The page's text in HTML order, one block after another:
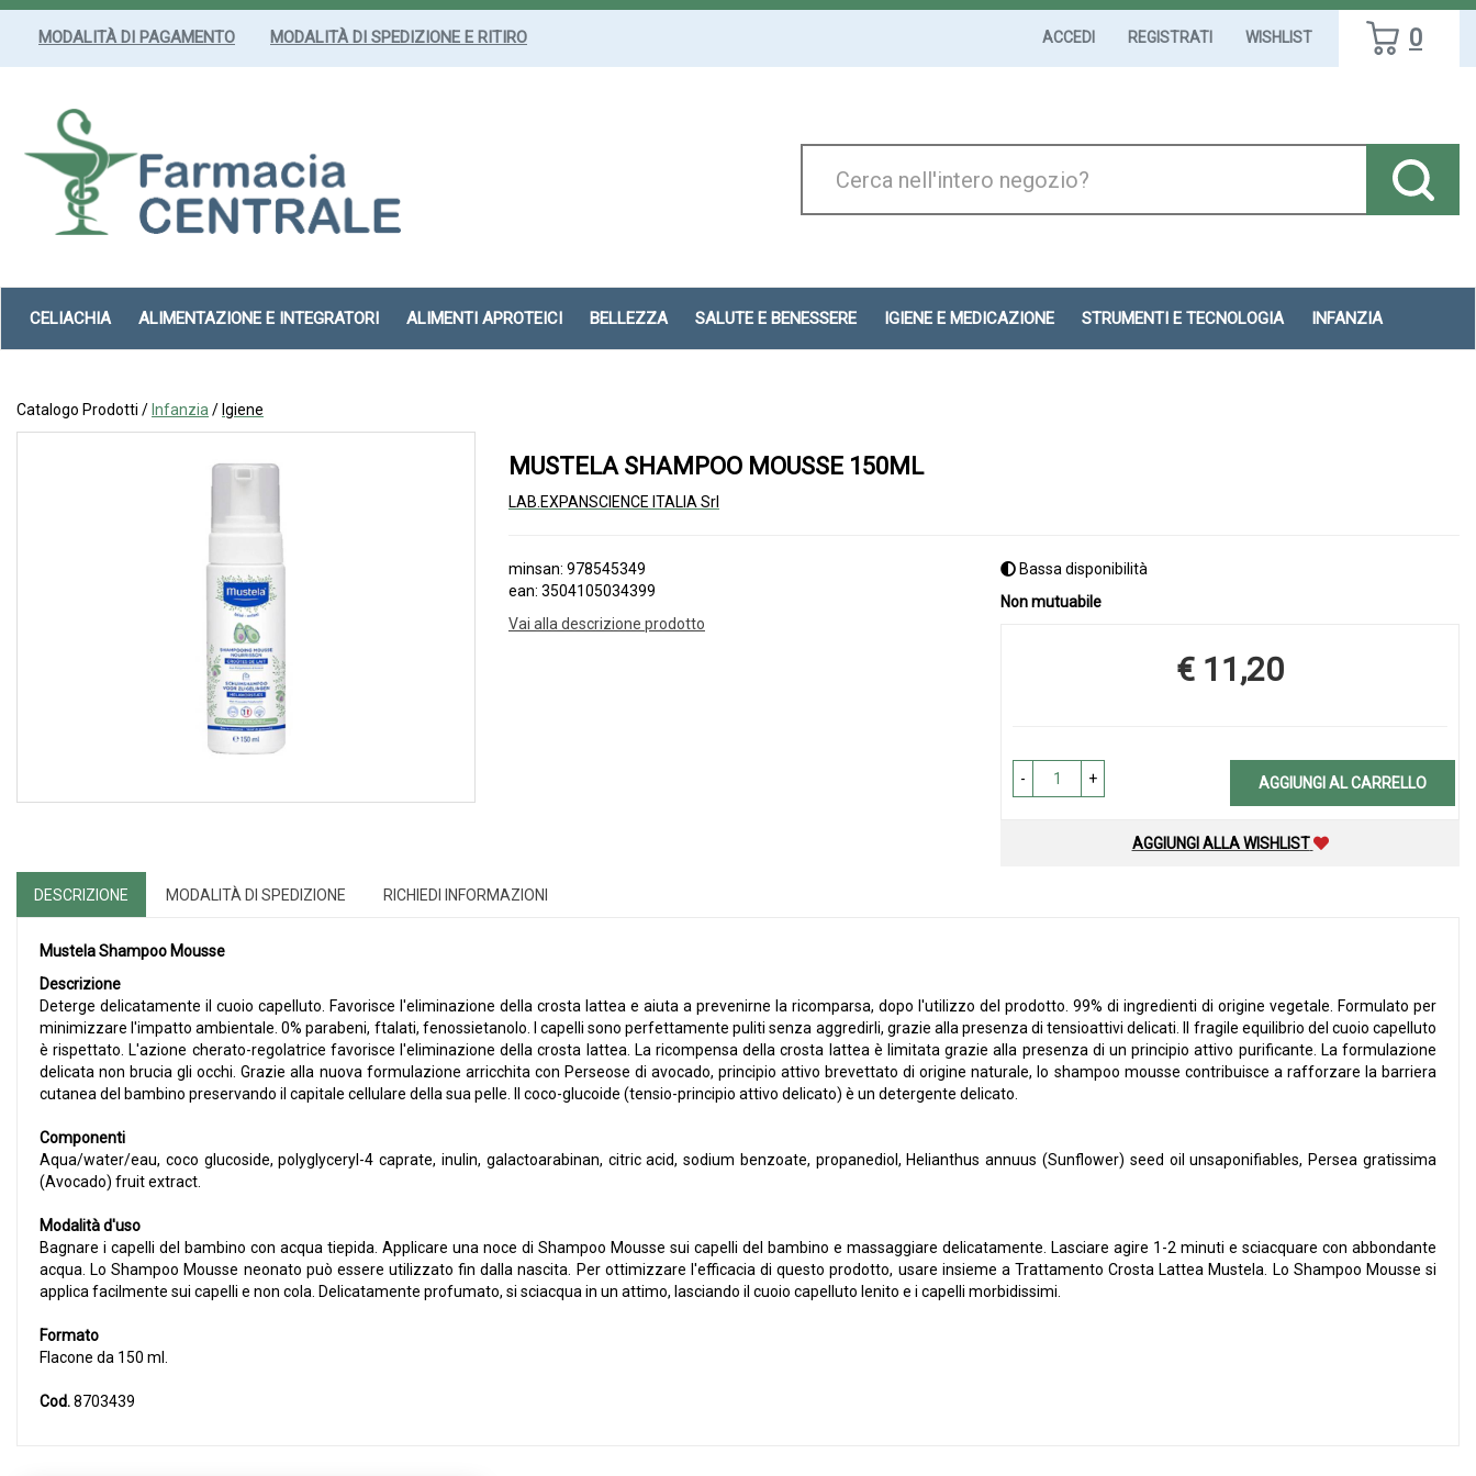
Passa
MODALITÀ DI PAGAMENTO MODALITÀ DI SPEDIZIONE E RITIRO ACCEDI REGISTRATI WISHLIST 0
Prodotto
CELIACHIA ALIMENTAZIONE E INTEGRATORI ALIMENTI APROTEICI BELLEZZA SALUTE E BENESSERE IGIENE E MEDICAZIONE STRUMENTI E TECNOLOGIA INFANZIA
Catalogo Prodotti / Infanzia / Igiene
MUSTELA SHAMPOO MOUSSE 150ML
LAB.EXPANSCIENCE ITALIA Srl
minsan: 978545349
ean: 3504105034399
Vai alla descrizione prodotto
Bassa disponibilità
Non mutuabile
Prezzo
€ 11,20
- + AGGIUNGI AL CARRELLO
AGGIUNGI ALLA WISHLIST
DESCRIZIONE MODALITÀ DI SPEDIZIONE RICHIEDI INFORMAZIONI
Mustela Shampoo Mousse
Descrizione
Deterge delicatamente il cuoio capelluto. Favorisce l'eliminazione della crosta lattea e aiuta a prevenirne la ricomparsa, dopo l'utilizzo del prodotto. 99% di ingredienti di origine vegetale. Formulato per
minimizzare l'impatto ambientale. 0% parabeni, ftalati, fenossietanolo. I capelli sono perfettamente puliti senza aggredirli, grazie alla presenza di tensioattivi delicati. Il fragile equilibrio del cuoio capelluto
è rispettato. L'azione cherato-regolatrice favorisce l'eliminazione della crosta lattea. La ricompensa della crosta lattea è limitata grazie alla presenza di un principio attivo purificante. La formulazione
delicata non brucia gli occhi. Grazie alla nuova formulazione arricchita con Perseose di avocado, principio attivo brevettato di origine naturale, lo shampoo mousse contribuisce a rafforzare la barriera
cutanea del bambino preservando il capitale cellulare della sua pelle. Il coco-glucoide (tensio-principio attivo delicato) è un detergente delicato.
Componenti
Aqua/water/eau, coco glucoside, polyglyceryl-4 caprate, inulin, galactoarabinan, citric acid, sodium benzoate, propanediol, Helianthus annuus (Sunflower) seed oil unsaponifiables, Persea gratissima
(Avocado) fruit extract.
Modalità d'uso
Bagnare i capelli del bambino con acqua tiepida. Applicare una noce di Shampoo Mousse sui capelli del bambino e massaggiare delicatamente. Lasciare agire 1-2 minuti e sciacquare con abbondante
acqua. Lo Shampoo Mousse neonato può essere utilizzato fin dalla nascita. Per ottimizzare l'efficacia di questo prodotto, usare insieme a Trattamento Crosta Lattea Mustela. Lo Shampoo Mousse si
applica facilmente sui capelli e non cola. Delicatamente profumato, si sciacqua in un attimo, lasciando il cuoio capelluto lenito e i capelli morbidissimi.
Formato
Flacone da 150 ml.
Cod.8703439